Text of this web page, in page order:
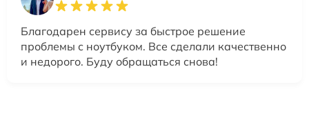
Благодарен сервису за быстрое решение
проблемы с ноутбуком. Все сделали качественно
и недорого. Буду обращаться снова!